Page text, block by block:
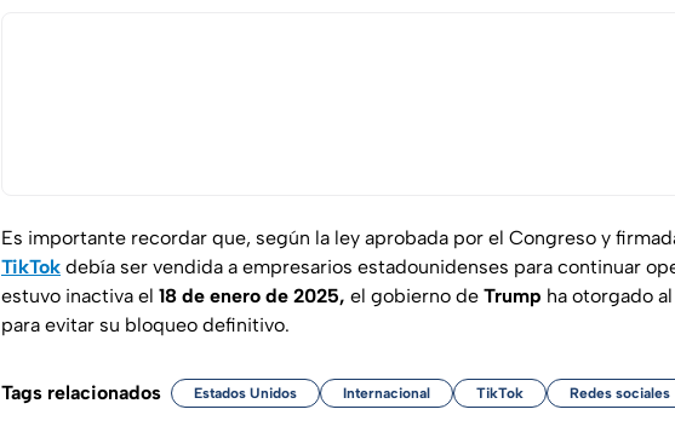
Es importante recordar que, según la ley aprobada por el Congreso y
TikTok debía ser vendida a empresarios estadounidenses para continuar
estuvo inactiva el 18 de enero de 2025, el gobierno de Trump ha otorgado
para evitar su bloqueo definitivo.
Tags relacionados Estados Unidos Internacional TikTok Redes sociales